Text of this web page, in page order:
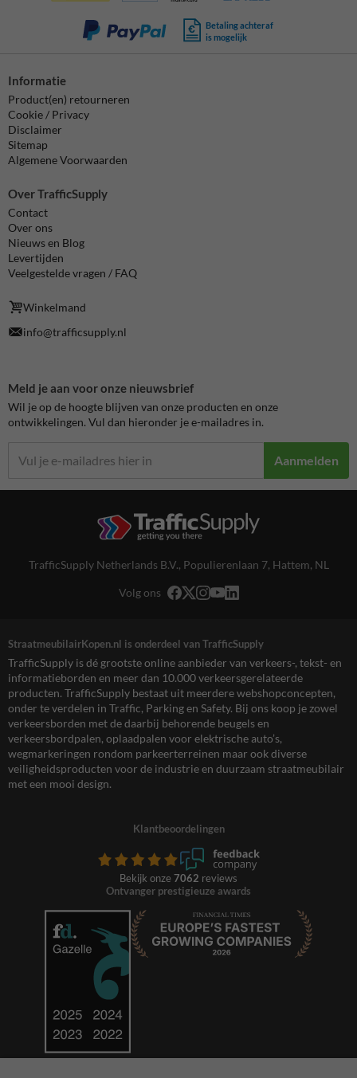
Betaling achteraf
is mogelijk
Informatie
Product(en) retourneren
Cookie / Privacy
Disclaimer
Sitemap
Algemene Voorwaarden
Over TrafficSupply
Contact
Over ons
Nieuws en Blog
Levertijden
Veelgestelde vragen / FAQ
Winkelmand
info@trafficsupply.nl
Meld je aan voor onze nieuwsbrief
Wil je op de hoogte blijven van onze producten en onze
ontwikkelingen. Vul dan hieronder je e-mailadres in.
Aanmelden
TrafficSupply Netherlands B.V., Populierenlaan 7, Hattem, NL
Volg ons
StraatmeubilairKopen.nl is onderdeel van TrafficSupply
TrafficSupply is dé grootste online aanbieder van verkeers-, tekst- en
informatieborden en meer dan 10.000 verkeersgerelateerde
producten. TrafficSupply bestaat uit meerdere webshopconcepten,
onder te verdelen in Traffic, Parking en Safety. Bij ons koop je zowel
verkeersborden met de daarbij behorende beugels en
verkeersbordpalen, oplaadpalen voor elektrische auto’s,
wegmarkeringen rondom parkeerterreinen maar ook diverse
veiligheidsproducten voor de industrie en duurzaam straatmeubilair
met een mooi design.
Klantbeoordelingen
Bekijk onze 7062 reviews
Ontvanger prestigieuze awards